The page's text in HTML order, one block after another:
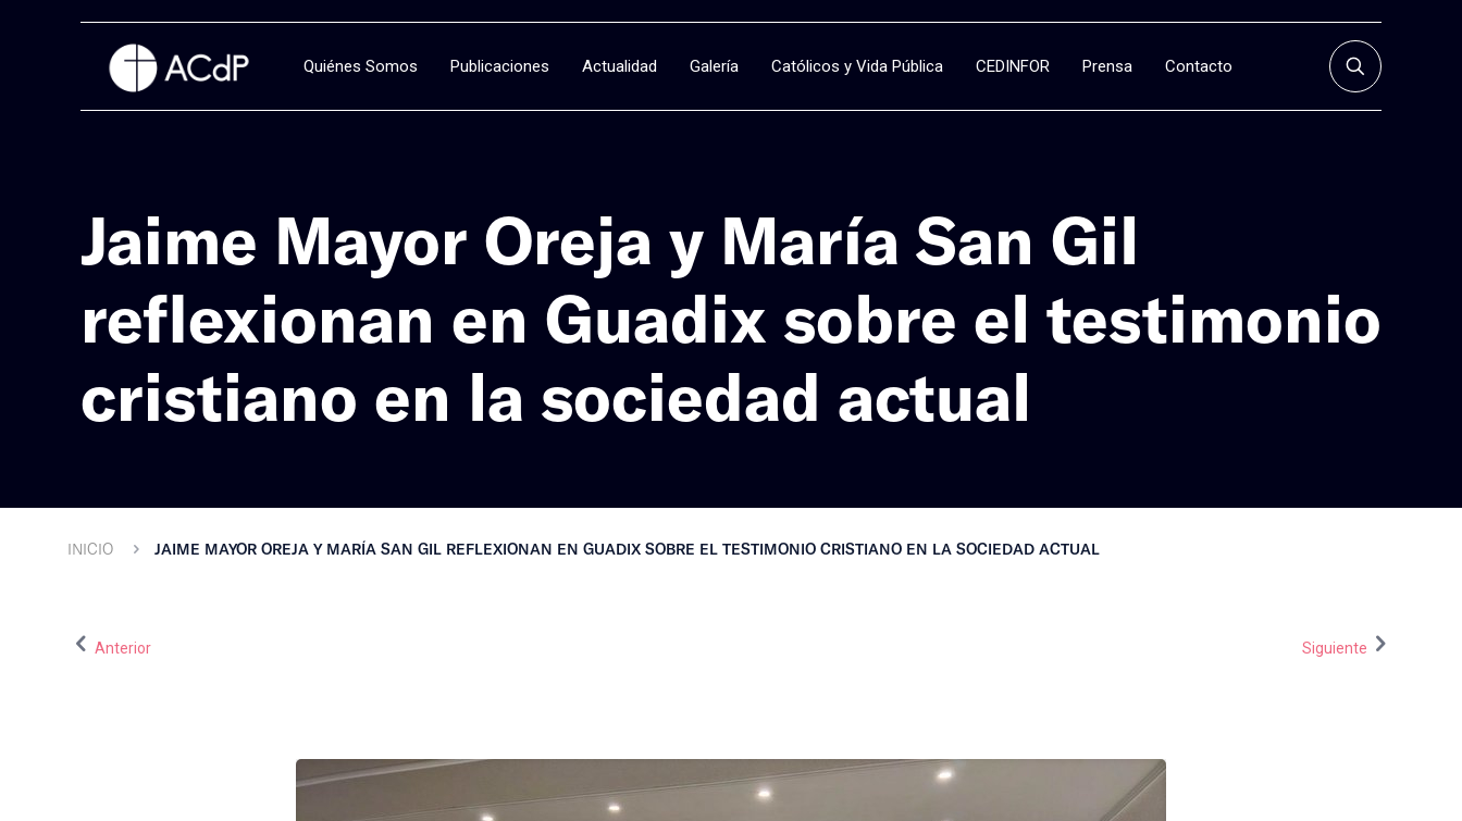
Quiénes Somos Publicaciones Actualidad Galería Católicos y Vida Pública CEDINFOR Prensa Contacto
Jaime Mayor Oreja y María San Gil
reflexionan en Guadix sobre el testimonio
cristiano en la sociedad actual
INICIO JAIME MAYOR OREJA Y MARÍA SAN GIL REFLEXIONAN EN GUADIX SOBRE EL TESTIMONIO CRISTIANO EN LA SOCIEDAD ACTUAL
Anterior Siguiente